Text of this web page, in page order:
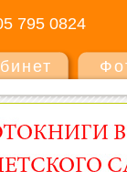
795 0824